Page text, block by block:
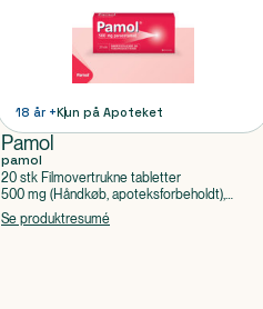
18 år +Kun på Apoteket
Pamol
pamol
20 stk Filmovertrukne tabletter
500 mg (Håndkøb, apoteksforbeholdt),
Paracetamol
Se produktresumé